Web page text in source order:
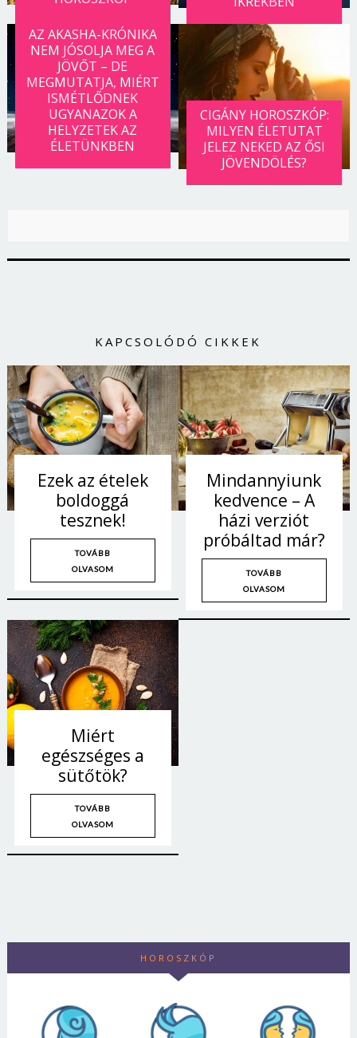
AZ AKASHA-KRÓNIKA
NEM JÓSOLJA MEG A
JÖVŐT – DE
MEGMUTATJA, MIÉRT
ISMÉTLŐDNEK
UGYANAZOK A
HELYZETEK AZ
ÉLETÜNKBEN
CIGÁNY HOROSZKÓP:
MILYEN ÉLETUTAT
JELEZ NEKED AZ ŐSI
JÖVENDÖLÉS?
KAPCSOLÓDÓ CIKKEK
Ezek az ételek
boldoggá
tesznek!
TOVÁBB
OLVASOM
Mindannyiunk
kedvence – A
házi verziót
próbáltad már?
TOVÁBB
OLVASOM
Miért
egészséges a
sütőtök?
TOVÁBB
OLVASOM
HOROSZKÓP
Mégse Bejelentkezés